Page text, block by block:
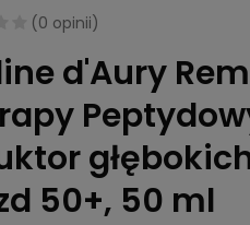
(0 opinii)
d'Aury
50+, 50 ml